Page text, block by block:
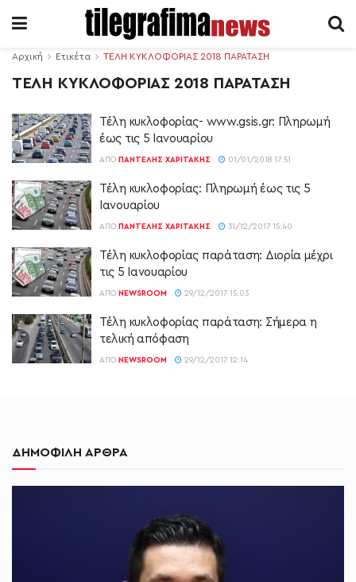
Αρχική Ετικέτα ΤΕΛΗ ΚΥΚΛΟΦΟΡΙΑΣ 2018 ΠΑΡΑΤΑΣΗ
ΤΕΛΗ ΚΥΚΛΟΦΟΡΙΑΣ 2018 ΠΑΡΑΤΑΣΗ
Τέλη κυκλοφορίας- www.gsis.gr: Πληρωμή
έως τις 5 Ιανουαρίου
ΑΠΌ ΠΑΝΤΕΛΉΣ ΧΑΡΙΤΆΚΗΣ 01/01/2018 17:51
Τέλη κυκλοφορίας: Πληρωμή έως τις 5
Ιανουαρίου
ΑΠΌ ΠΑΝΤΕΛΉΣ ΧΑΡΙΤΆΚΗΣ 31/12/2017 15:40
Τέλη κυκλοφορίας παράταση: Διορία μέχρι
τις 5 Ιανουαρίου
ΑΠΌ NEWSROOM 29/12/2017 15:03
Τέλη κυκλοφορίας παράταση: Σήμερα η
τελική απόφαση
ΑΠΌ NEWSROOM 29/12/2017 12:14
ΔΗΜΟΦΙΛΗ ΑΡΘΡΑ